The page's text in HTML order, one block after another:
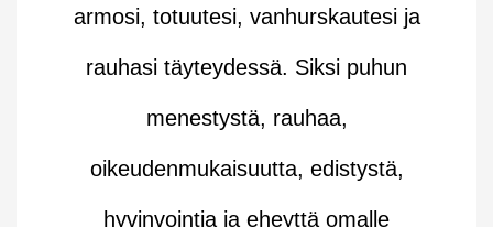
armosi, totuutesi, vanhurskautesi ja
rauhasi täyteydessä. Siksi puhun
menestystä, rauhaa,
oikeudenmukaisuutta, edistystä,
hyvinvointia ja eheyttä omalle